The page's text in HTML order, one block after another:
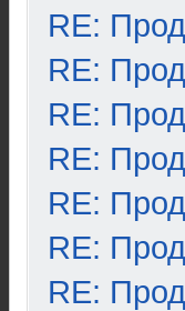
RE:
RE:
RE:
RE:
RE:
RE:
RE: